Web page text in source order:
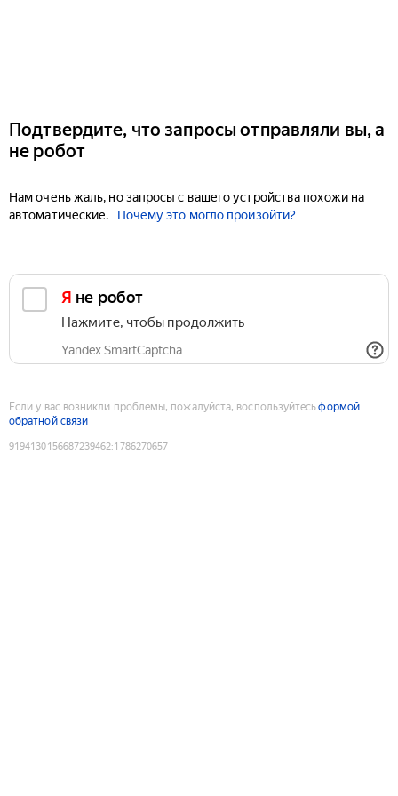
Подтвердите, что запросы отправляли вы, а
не робот
Нам очень жаль, но запросы с вашего устройства похожи на
автоматические.
Почему это могло произойти?
Я не робот
Нажмите, чтобы продолжить
Yandex SmartCaptcha
Если у вас возникли проблемы, пожалуйста, воспользуйтесьформой
обратной связи
9194130156687239462:1786270657